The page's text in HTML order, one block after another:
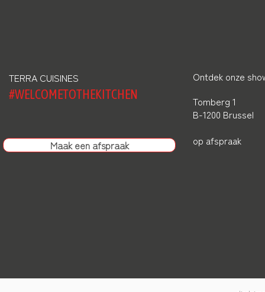
TERRA CUISINES
#WELCOMETOTHEKITCHEN
Maak een afspraak
Ontdek onze
Tomberg 1
B-1200 Brussel
op afspraak